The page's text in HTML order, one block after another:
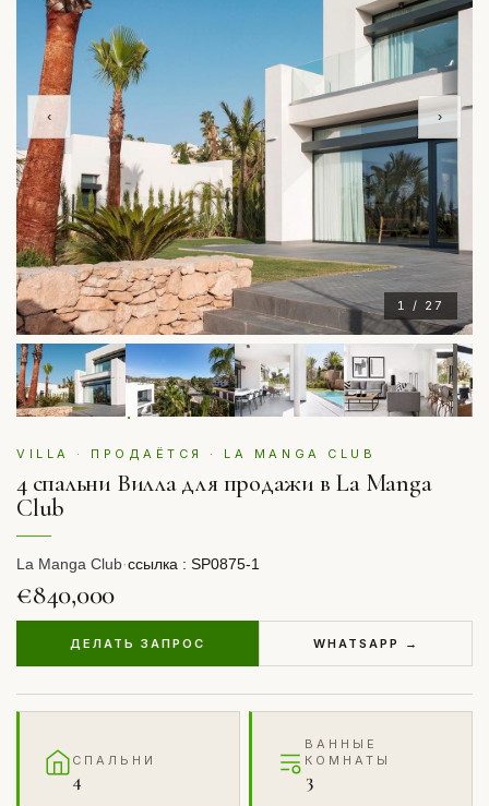
1 / 27
‹ ›
VILLA · ПРОДАЁТСЯ · LA MANGA CLUB
4 спальни Вилла для продажи в La Manga
Club
La Manga Club·ссылка : SP0875-1
€840,000
ДЕЛАТЬ ЗАПРОС WHATSAPP →
СПАЛЬНИ
4
ВАННЫЕ
КОМНАТЫ
3